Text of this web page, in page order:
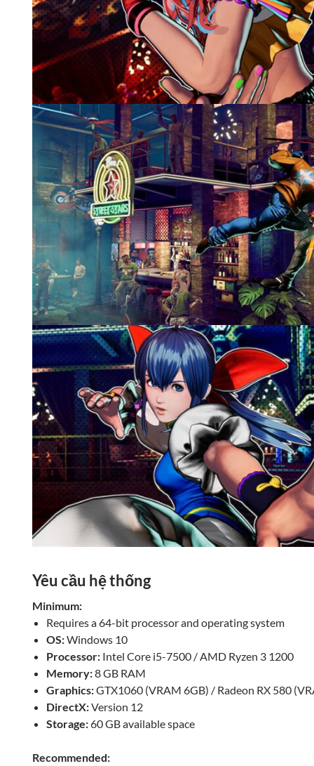
Yêu cầu hệ thống
Minimum:
Requires a 64-bit processor and operating system
OS:Windows 10
Processor: Intel Core i5-7500 / AMD Ryzen 3 1200
Memory:8 GB RAM
Graphics:GTX1060 (VRAM 6GB) / Radeon RX 580
DirectX:Version 12
Storage:60 GB available space
Recommended: